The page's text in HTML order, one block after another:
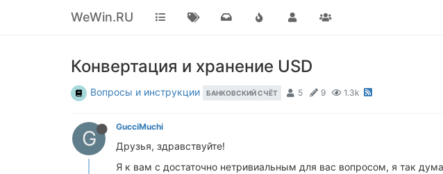
WeWin.RU
Конвертация и хранение USD
Вопросы и инструкции БАНКОВСКИЙ СЧЁТ 5 9 1.3k
G GucciMuchi
Друзья, здравствуйте!
Я к вам с достаточно нетривиальным для вас вопросом, я так